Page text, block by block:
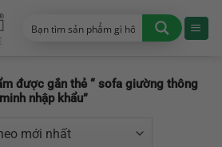
được gắn thẻ “ sofa giường thông
minh nhập khẩu”